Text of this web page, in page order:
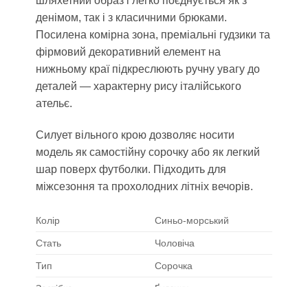
денімом, так і з класичними брюками.
Посилена комірна зона, преміальні гудзики та
фірмовий декоративний елемент на
нижньому краї підкреслюють ручну увагу до
деталей — характерну рису італійського
ательє.
Силует вільного крою дозволяє носити
модель як самостійну сорочку або як легкий
шар поверх футболки. Підходить для
міжсезоння та прохолодних літніх вечорів.
Колір Синьо-морський
Стать Чоловіча
Тип Сорочка